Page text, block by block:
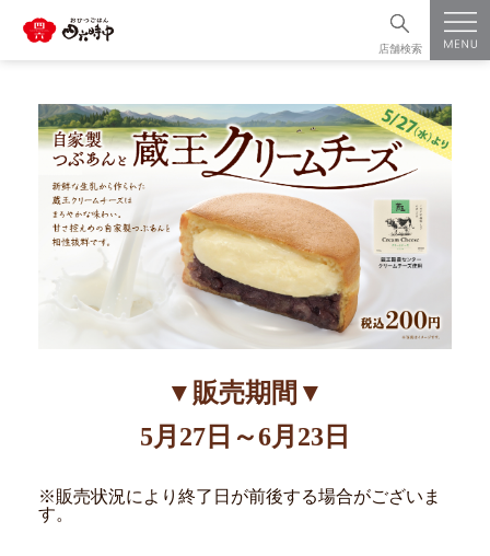
店舗検索
▼販売期間▼
5月27日～6月23日
※販売状況により終了日が前後する場合がございま
す。